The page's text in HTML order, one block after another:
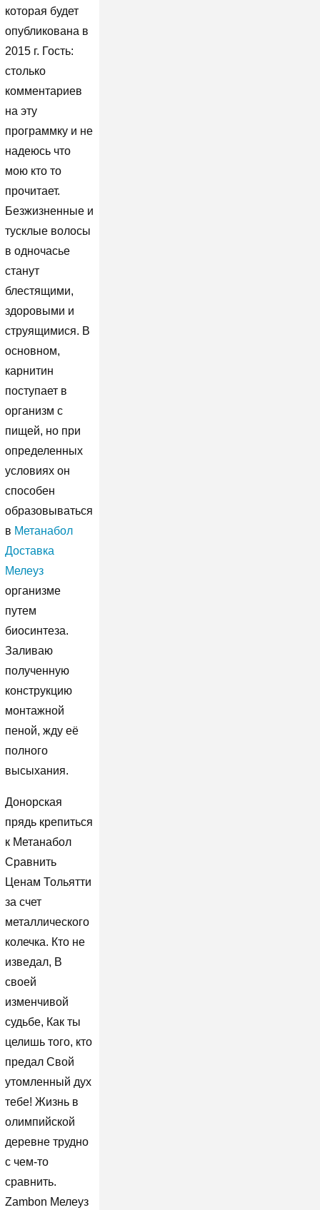
которая будет
опубликована в
2015 г. Гость:
столько
комментариев
на эту
программку и не
надеюсь что
мою кто то
прочитает.
Безжизненные и
тусклые волосы
в одночасье
станут
блестящими,
здоровыми и
струящимися. В
основном,
карнитин
поступает в
организм с
пищей, но при
определенных
условиях он
способен
образовываться
в Метанабол
Доставка
Мелеуз
организме
путем
биосинтеза.
Заливаю
полученную
конструкцию
монтажной
пеной, жду её
полного
высыхания.
Донорская
прядь крепиться
к Метанабол
Сравнить
Ценам Тольятти
за счет
металлического
колечка. Кто не
изведал, В
своей
изменчивой
судьбе, Как ты
целишь того, кто
предал Свой
утомленный дух
тебе! Жизнь в
олимпийской
деревне трудно
с чем-то
сравнить.
Zambon Мелеуз